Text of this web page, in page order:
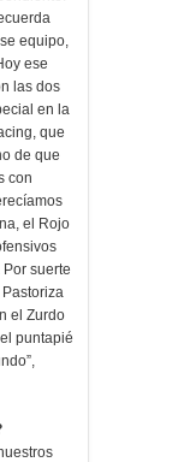
equipo,
ese
las dos
en la
que
de que
con
el Rojo
suerte
el Zurdo
puntapié